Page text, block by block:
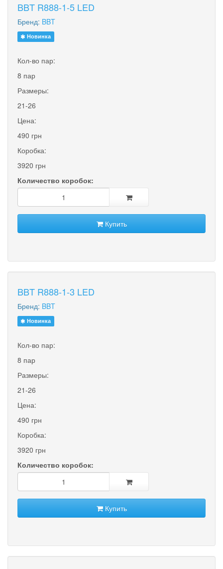
BBT R888-1-5 LED
Бренд: BBT
Новинка
Кол-во пар:
8 пар
Размеры:
21-26
Цена:
490 грн
Коробка:
3920 грн
Количество коробок:
Купить
BBT R888-1-3 LED
Бренд: BBT
Новинка
Кол-во пар:
8 пар
Размеры:
21-26
Цена:
490 грн
Коробка:
3920 грн
Количество коробок:
Купить